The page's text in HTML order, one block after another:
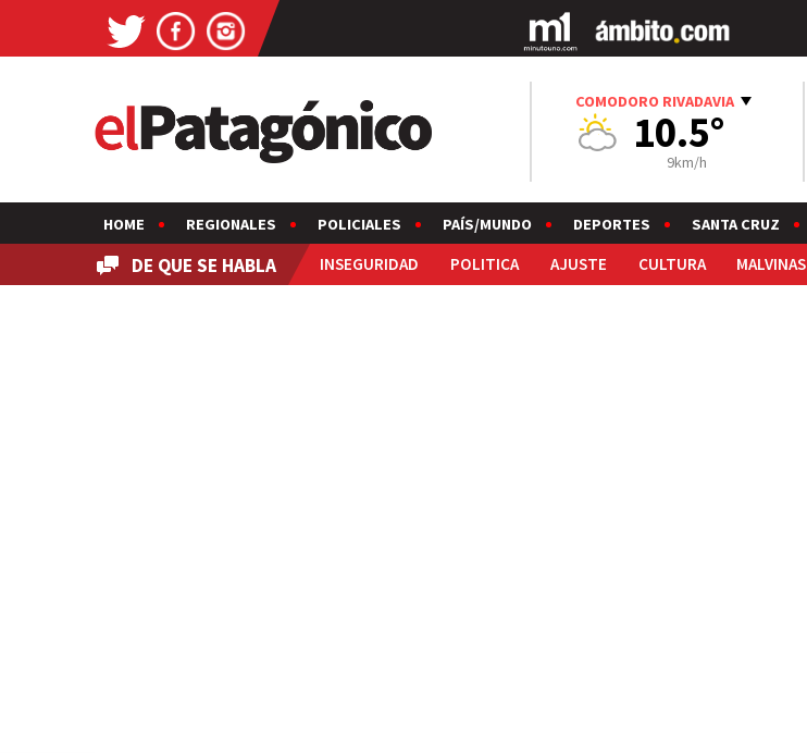
COMODORO RIVADAVIA
10.5°
9km/h
HOME REGIONALES POLICIALES PAÍS/MUNDO DEPORTES SANTA CRUZ
DE QUE SE HABLA INSEGURIDAD POLITICA AJUSTE CULTURA MALVINAS